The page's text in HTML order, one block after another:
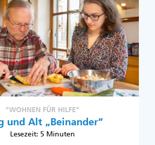
"WOHNEN FÜR HILFE"
und Alt „Beinander“
Lesezeit: 5 Minuten